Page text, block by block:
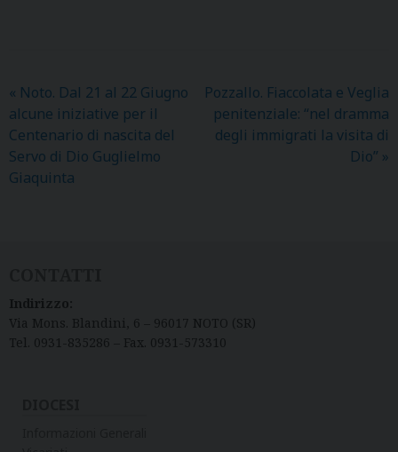
« Noto. Dal 21 al 22 Giugno
alcune iniziative per il
Centenario di nascita del
Servo di Dio Guglielmo
Giaquinta
Pozzallo. Fiaccolata e Veglia
penitenziale: “nel dramma
degli immigrati la visita di
Dio” »
Indirizzo:
Via Mons. Blandini, 6 – 96017 NOTO (SR)
Tel. 0931-835286 – Fax. 0931-573310